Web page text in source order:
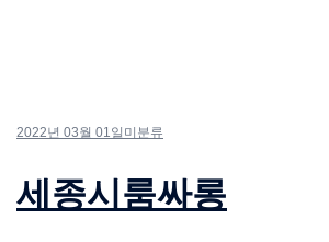
2022년 03월 01일 미분류
세종시룸싸롱